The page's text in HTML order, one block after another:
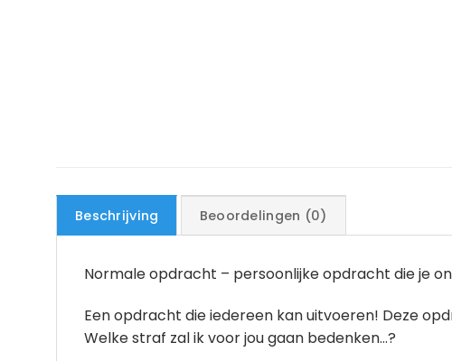
Beschrijving Beoordelingen (0)
Normale opdracht – persoonlijke opdracht die je
Een opdracht die iedereen kan uitvoeren! Deze
Welke straf zal ik voor jou gaan bedenken…?